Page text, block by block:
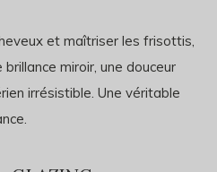
et maîtriser les frisottis,
miroir, une douceur
irrésistible. Une véritable